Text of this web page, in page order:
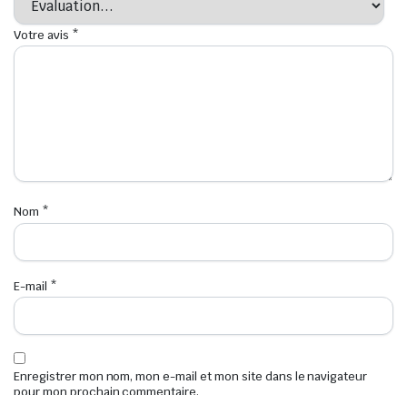
Votre avis *
Nom *
E-mail *
Enregistrer mon nom, mon e-mail et mon site dans le navigateur
pour mon prochain commentaire.